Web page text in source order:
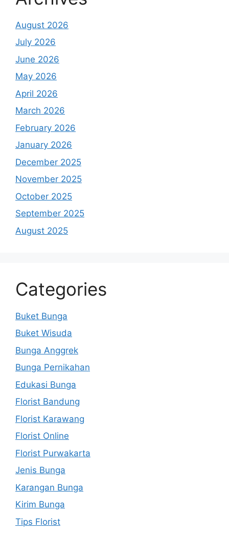
August 2026
July 2026
June 2026
May 2026
April 2026
March 2026
February 2026
January 2026
December 2025
November 2025
October 2025
September 2025
August 2025
Categories
Buket Bunga
Buket Wisuda
Bunga Anggrek
Bunga Pernikahan
Edukasi Bunga
Florist Bandung
Florist Karawang
Florist Online
Florist Purwakarta
Jenis Bunga
Karangan Bunga
Kirim Bunga
Tips Florist